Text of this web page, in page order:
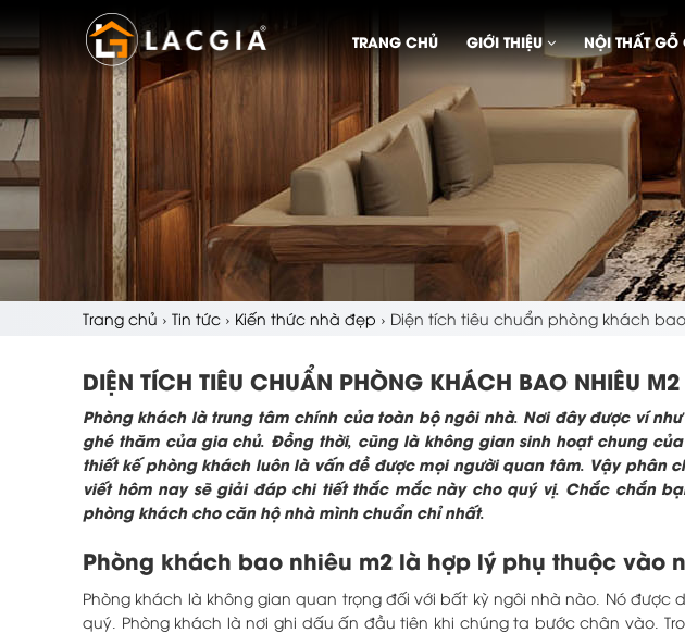
TRANG CHỦ GIỚI THIỆU NỘI THẤT
Trang chủ › Tin tức › Kiến thức nhà đẹp › Diện tích tiêu chuẩn phòng khách
DIỆN TÍCH TIÊU CHUẨN PHÒNG KHÁCH BAO NHIÊU M2
Phòng khách là trung tâm chính của toàn bộ ngôi nhà. Nơi đây được ví
ghé thăm của gia chủ. Đồng thời, cũng là không gian sinh hoạt chung
thiết kế phòng khách luôn là vấn đề được mọi người quan tâm. Vậy phân
viết hôm nay sẽ giải đáp chi tiết thắc mắc này cho quý vị. Chắc chắn
phòng khách cho căn hộ nhà mình chuẩn chỉ nhất.
Phòng khách bao nhiêu m2 là hợp lý phụ thuộc vào
Phòng khách là không gian quan trọng đối với bất kỳ ngôi nhà nào. Nó
quý. Phòng khách là nơi ghi dấu ấn đầu tiên khi chúng ta bước chân vào.